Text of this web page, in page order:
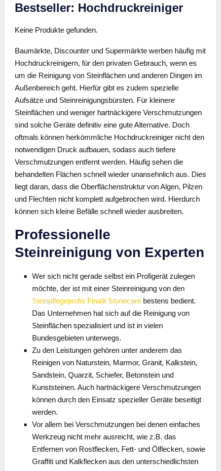
Bestseller: Hochdruckreiniger
Keine Produkte gefunden.
Baumärkte, Discounter und Supermärkte werben häufig mit
Hochdruckreinigern, für den privaten Gebrauch, wenn es
um die Reinigung von Steinflächen und anderen Dingen im
Außenbereich geht. Hierfür gibt es zudem spezielle
Aufsätze und Steinreinigungsbürsten. Für kleinere
Steinflächen und weniger hartnäckigere Verschmutzungen
sind solche Geräte definitiv eine gute Alternative. Doch
oftmals können herkömmliche Hochdruckreiniger nicht den
notwendigen Druck aufbauen, sodass auch tiefere
Verschmutzungen entfernt werden. Häufig sehen die
behandelten Flächen schnell wieder unansehnlich aus. Dies
liegt daran, dass die Oberflächenstruktur von Algen, Pilzen
und Flechten nicht komplett aufgebrochen wird. Hierdurch
können sich kleine Befälle schnell wieder ausbreiten.
Professionelle
Steinreinigung von Experten
Wer sich nicht gerade selbst ein Profigerät zulegen
möchte, der ist mit einer Steinreinigung von den
Steinpflegeprofis Finalit Stonecare bestens bedient.
Das Unternehmen hat sich auf die Reinigung von
Steinflächen spezialisiert und ist in vielen
Bundesgebieten unterwegs.
Zu den Leistungen gehören unter anderem das
Reinigen von Naturstein, Marmor, Granit, Kalkstein,
Sandstein, Quarzit, Schiefer, Betonstein und
Kunststeinen. Auch hartnäckigere Verschmutzungen
können durch den Einsatz spezieller Geräte beseitigt
werden.
Vor allem bei Verschmutzungen bei denen einfaches
Werkzeug nicht mehr ausreicht, wie z.B. das
Entfernen von Rostflecken, Fett- und Ölflecken, sowie
Graffiti und Kalkflecken aus den unterschiedlichsten